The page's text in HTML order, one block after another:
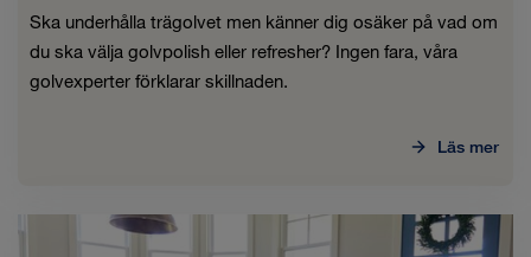
Ska underhålla trägolvet men känner dig osäker på vad om
du ska välja golvpolish eller refresher? Ingen fara, våra
golvexperter förklarar skillnaden.
Läs mer